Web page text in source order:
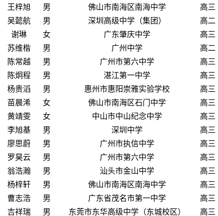
王梓旭
男 佛山市南海区南海中学
高三
吴懿航
男 深圳高级中学（集团）
高二
谢琳
女 广东肇庆中学
高三
苏维楷
男 广州中学
高二
陈常越
男 广州市第六中学
高三
陈炯程
男 湛江第一中学
高三
杨贵滔
男 惠州市惠阳崇雅实验学校
高三
苗晨浠
女 佛山市南海区石门中学
高三
黄靖雯
女 中山市中山纪念中学
高三
李旭基
男 深圳中学
高三
廖思蔚
男 广州市执信中学
高三
罗昊云
男 广州市第六中学
高三
翁浩瀚
男 汕头市金山中学
高三
杨梓轩
男 佛山市南海区南海中学
高三
曹志浩
男 广东省茂名市第一中学
高三
吉祥瑞
男 东莞市东华高级中学（东城校区）
高三